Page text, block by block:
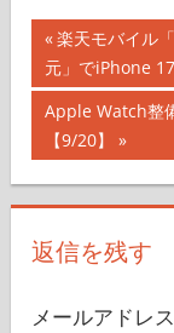
投
稿
ナ
ビ
ゲ
ー
前
の
記
事:
楽天モバイル
元」でiPhone
次
の
記
Apple Watch整
【9/20】
返信を残す
メールアドレ